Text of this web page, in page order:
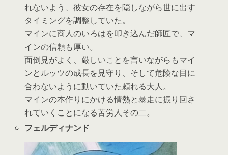
れないよう、彼女の存在を隠しながら世に出す
タイミングを調整していた。
マインに商人のいろはを叩き込んだ師匠で、マ
インの信頼も厚い。
面倒見がよく、厳しいことを言いながらもマイ
ンとルッツの成長を見守り、そして危険な目に
合わないように動いていた頼れる大人。
マインの本作りにかける情熱と暴走に振り回さ
れていくことになる苦労人その二。
フェルディナンド